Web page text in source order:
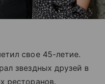
свое 45-летие.
звездных друзей в
ресторанов.